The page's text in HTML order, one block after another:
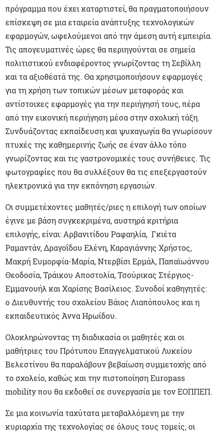
πρόγραμμα που έχει καταρτιστεί, θα πραγματοποιήσουν
επίσκεψη σε μια εταιρεία ανάπτυξης τεχνολογικών
εφαρμογών, ωφελούμενοι από την άμεση αυτή εμπειρία.
Τις απογευματινές ώρες θα περιηγούνται σε σημεία
πολιτιστικού ενδιαφέροντος γνωρίζοντας τη Σεβίλλη
και τα αξιοθέατά της. Θα χρησιμοποιήσουν εφαρμογές
για τη χρήση των τοπικών μέσων μεταφοράς και
αντίστοιχες εφαρμογές για την περιήγησή τους, πέρα
από την εικονική περιήγηση μέσα στην σχολική τάξη.
Συνδυάζοντας εκπαίδευση και ψυχαγωγία θα γνωρίσουν
πτυχές της καθημερινής ζωής σε έναν άλλο τόπο
γνωρίζοντας και τις γαστρονομικές τους συνήθειες. Τις
φωτογραφίες που θα συλλέξουν θα τις επεξεργαστούν
ηλεκτρονικά για την εκπόνηση εργασιών.
Οι συμμετέχοντες μαθητές/ριες η επιλογή των οποίων
έγινε με βάση συγκεκριμένα, αυστηρά κριτήρια
επιλογής, είναι: Αρβανιτίδου Ραφαηλία, Γκιέτα
Ραμαντάν, Δραγοΐδου Ελένη, Καραγιάννης Χρήστος,
Μακρή Ευμορφία-Μαρία, Ντερβίσι Ερμάλ, Παπαϊωάννου
Θεοδοσία, Τράικου Αποστολία, Τσούρικας Στέργιος-
Εμμανουήλ και Χαρίσης Βασίλειος. Συνοδοί καθηγητές:
ο Διευθυντής του σχολείου Βάιος Λιαπόπουλος και η
εκπαιδευτικός Άννα Ηρωίδου.
Ολοκληρώνοντας τη διαδικασία οι μαθητές και οι
μαθήτριες του Πρότυπου Επαγγελματικού Λυκείου
Βελεστίνου θα παραλάβουν βεβαίωση συμμετοχής από
το σχολείο, καθώς και την πιστοποίηση Europass
mobility που θα εκδοθεί σε συνεργασία με τον ΕΟΠΠΕΠ.
Σε μια κοινωνία ταχύτατα μεταβαλλόμενη με την
κυριαρχία της τεχνολογίας σε όλους τους τομείς, οι